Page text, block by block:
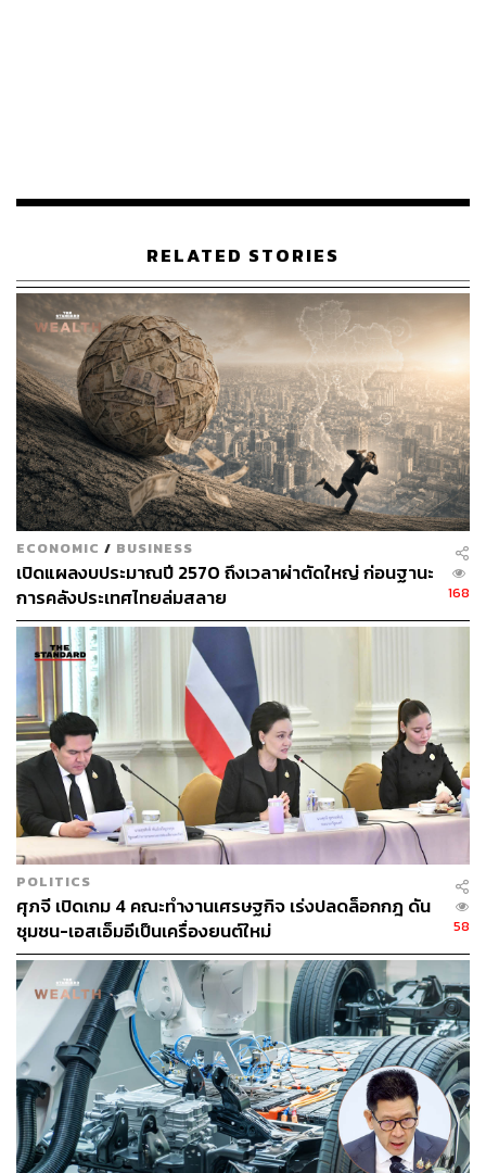
ก้าวสำคัญในการจัดทำ FTA ของไทยเนื่องจากเป็น FTA ฉบับ
ประเทศที่มีกําลังซื้อสูง และจะยกเว้นภาษีนําเข้าสินค้าจำนวน
มากให้กับไทยทันทีเมื่อความตกลงมีผลบังคับใช้ทำให้ไทยจะ
ได้ประโยชน์ในการขยายโอกาสส่งออกสินค้าและบริการ
หลายอย่างที่ไทยมีศักยภาพ
นอกจากนี้ EFTA มีความโดดเด่นด้านเทคโนโลยีและ
นวัตกรรม และให้ความสำคัญกับสิ่งแวดล้อมและความยั่งยืน
การค้าการลงทุนกับ EFTA จะช่วยให้มีการถ่ายทอด
เทคโนโลยีและกระตุ้นให้ผู้ประกอบการไทยต้องยกระดับ
คุณภาพมาตรฐานสินค้าและกระบวนการผลิตให้ได้
มาตรฐานสากล ซึ่งจะเป็นรากฐานสำคัญในการเปิดประตูการ
ค้ากับ EU ที่ไทยกำลังเจรจา FTA อยู่ รวมถึงช่วยเตรียมความ
พร้อมของไทยสู่การเข้าเป็นสมาชิก OECD ในอนาคต
FTA ไทย-ภูฏาน เปิดประตูค้าเอเชียใต้
ส่วน FTA ไทย-ภูฏาน ทั้งสองฝ่ายจะยกเว้นอากรนำเข้าทันที
เมื่อความตกลงมีผลใช้บังคับ สำหรับสินค้าส่งออกสำคัญของ
ไทยที่คาดว่าจะได้รับประโยชน์ อาทิ ยานยนต์และชิ้นส่วน น้ำ
ผลไม้ ผลไม้อบแห้ง เส้นหมี่กึ่งสำเร็จรูป อาหารปรุงแต่ง สิ่งทอ
และเครื่องแต่งกาย เคมีภัณฑ์ เครื่องใช้ไฟฟ้า วัสดุก่อสร้าง
ตลอดจนเทคโนโลยีและอุปกรณ์ที่เป็นมิตรต่อสิ่งแวดล้อม
นอกจากนี้ ยังช่วยให้ผู้ประกอบการไทยมีทางเลือกในการเข้า
ถึงวัตถุดิบจากภูฏานมากขึ้น ซึ่งจะช่วยลดต้นทุนการผลิต และ
เสริมสร้างขีดความสามารถในการ แข่งขันของภาค
อุตสาหกรรมไทย รวมทั้งขยายโอกาสทางการค้าและการ
ลงทุนของไทยสู่ภูมิภาคเอเชียใต้
รุกเศรษฐกิจดิจิทัล เศรษฐกิจสีเขียว
RELATED STORIES
ECONOMIC / BUSINESS
เปิดแผลงบประมาณปี 2570 ถึงเวลาผ่าตัดใหญ่ ก่อนฐานะ
การคลังประเทศไทยล่มสลาย
168
POLITICS
ศุภจี เปิดเกม 4 คณะทำงานเศรษฐกิจ เร่งปลดล็อกกฎ ดัน
ชุมชน-เอสเอ็มอีเป็นเครื่องยนต์ใหม่
58